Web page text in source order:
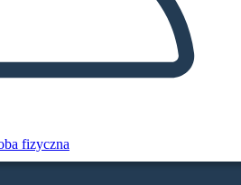
fizyczna